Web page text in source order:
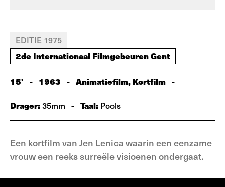
EDITIE 1975
2de Internationaal Filmgebeuren Gent
15' - 1963 - Animatiefilm, Kortfilm -
Drager:35mm - Taal: Pools
Een kortfilm van Jen Lenica waarin een eenzame
vrouw een reeks surreële visioenen ondergaat.